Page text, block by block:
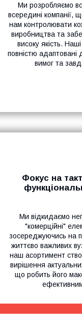
Ми розробляємо
всередині компанії,
нам контролювати
виробництва та
високу якість.
повністю адаптовані
вимог та
Фокус на
Ми відкидаємо
"комерційні"
зосереджуючись на
життєво важливих
наш асортимент
вирішення
що робить його